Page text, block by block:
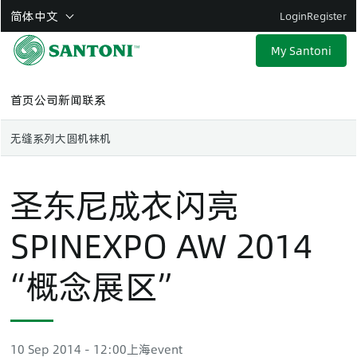
Skip
to
main
content
简体中文 LoginRegister
首页公司新闻联系
My Santoni
无缝系列大圆机袜机
圣东尼成衣闪亮
SPINEXPO AW 2014
“概念展区”
10 Sep 2014 - 12:00 上海event